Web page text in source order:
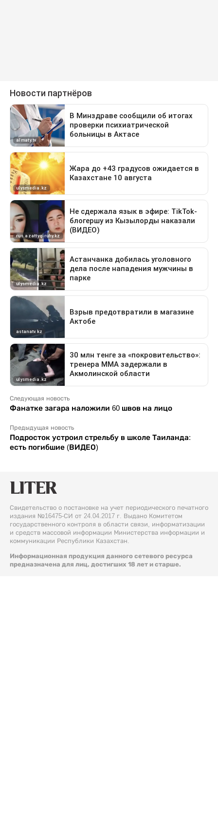
Следующая новость
Фанатке загара наложили 60 швов на лицо
Предыдущая новость
Подросток устроил стрельбу в школе Таиланда:
есть погибшие (ВИДЕО)
Свидетельство о постановке на учет периодического печатного
издания №16475-СИ от 24.04.2017 г. Выдано Комитетом
государственного контроля в области связи, информатизации
и средств массовой информации Министерства информации и
коммуникации Республики Казахстан.
Информационная продукция данного сетевого ресурса
предназначена для лиц, достигших 18 лет и старше.